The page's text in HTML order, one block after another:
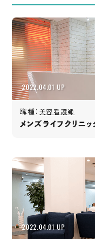
2022.04.01 UP
職種： 美容看護師
2022.04.01 UP